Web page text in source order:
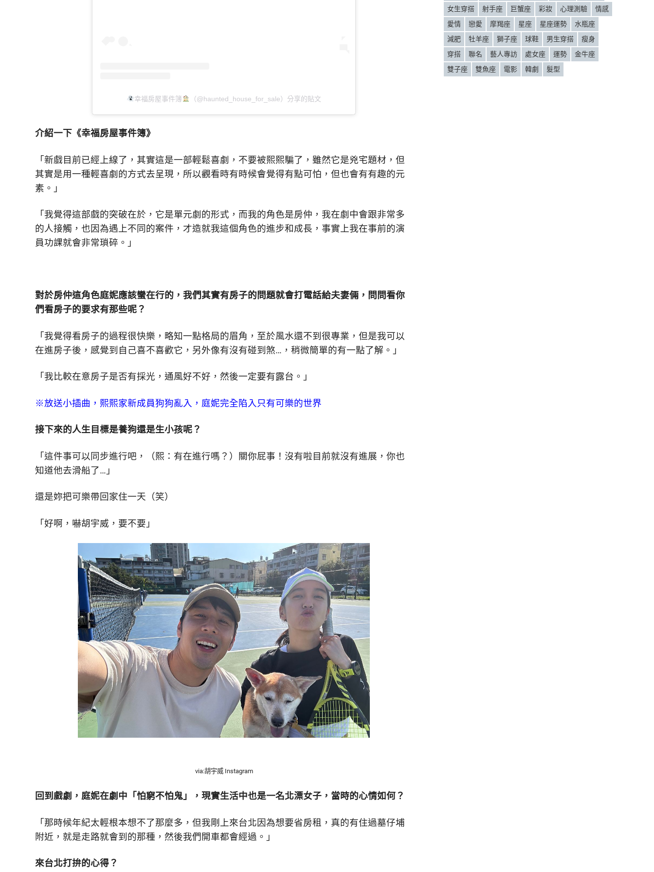
幸福房屋事件簿 （@haunted_house_for_sale）分享的貼文
介紹一下《幸福房屋事件簿》
「新戲目前已經上線了，其實這是一部輕鬆喜劇，不要被熙熙騙了，雖然它是兇宅題材，但
其實是用一種輕喜劇的方式去呈現，所以觀看時有時候會覺得有點可怕，但也會有有趣的元
素。」
「我覺得這部戲的突破在於，它是單元劇的形式，而我的角色是房仲，我在劇中會跟非常多
的人接觸，也因為遇上不同的案件，才造就我這個角色的進步和成長，事實上我在事前的演
員功課就會非常瑣碎。」
對於房仲這角色庭妮應該蠻在行的，我們其實有房子的問題就會打電話給夫妻倆，問問看你
們看房子的要求有那些呢？
「我覺得看房子的過程很快樂，略知一點格局的眉角，至於風水還不到很專業，但是我可以
在進房子後，感覺到自己喜不喜歡它，另外像有沒有碰到煞…，稍微簡單的有一點了解。」
「我比較在意房子是否有採光，通風好不好，然後一定要有露台。」
※放送小插曲，熙熙家新成員狗狗亂入，庭妮完全陷入只有可樂的世界
接下來的人生目標是養狗還是生小孩呢？
「這件事可以同步進行吧，（熙：有在進行嗎？）關你屁事！沒有啦目前就沒有進展，你也
知道他去滑船了…」
還是妳把可樂帶回家住一天（笑）
「好啊，嚇胡宇威，要不要」
via:胡宇威 Instagram
回到戲劇，庭妮在劇中「怕窮不怕鬼」，現實生活中也是一名北漂女子，當時的心情如何？
「那時候年紀太輕根本想不了那麼多，但我剛上來台北因為想要省房租，真的有住過墓仔埔
附近，就是走路就會到的那種，然後我們開車都會經過。」
來台北打拚的心得？
女生穿搭
射手座 巨蟹座 彩妝 心理測驗
情感
愛情
戀愛 摩羯座 星座 星座運勢
水瓶座
減肥
牡羊座 獅子座 球鞋 男生穿搭
瘦身
穿搭
聯名 藝人專訪 處女座 運勢
金牛座
雙子座
雙魚座 電影 韓劇 髮型